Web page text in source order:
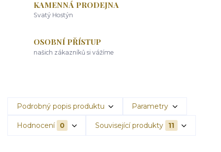
KAMENNÁ PRODEJNA
Svatý Hostýn
OSOBNÍ PŘÍSTUP
našich zákazníků si vážíme
Podrobný popis produktu Parametry
Hodnocení 0 Související produkty 11